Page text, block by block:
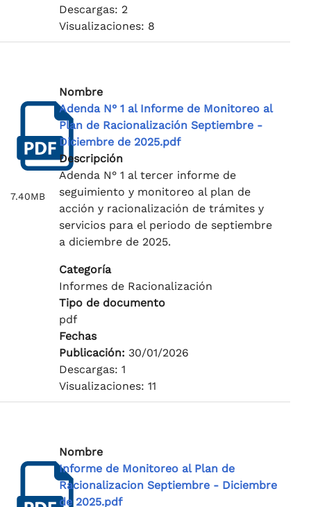
Descargas: 2
Visualizaciones: 8
7.40MB
Nombre
Adenda N° 1 al Informe de Monitoreo al
Plan de Racionalización Septiembre -
Diciembre de 2025.pdf
Descripción
Adenda N° 1 al tercer informe de
seguimiento y monitoreo al plan de
acción y racionalización de trámites y
servicios para el periodo de septiembre
a diciembre de 2025.
Categoría
Informes de Racionalización
Tipo de documento
pdf
Fechas
Publicación: 30/01/2026
Descargas: 1
Visualizaciones: 11
Nombre
Informe de Monitoreo al Plan de
Racionalizacion Septiembre - Diciembre
de 2025.pdf